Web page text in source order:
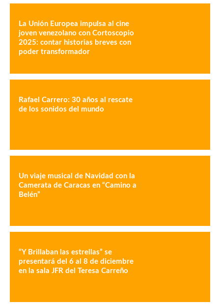
La Unión Europea impulsa al cine
joven venezolano con Cortoscopio
2025: contar historias breves con
poder transformador
Rafael Carrero: 30 años al rescate
de los sonidos del mundo
Un viaje musical de Navidad con la
Camerata de Caracas en “Camino a
Belén”
“Y Brillaban las estrellas” se
presentará del 6 al 8 de diciembre
en la sala JFR del Teresa Carreño